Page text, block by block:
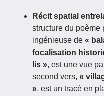
Récit spatial
structure du poème
ingénieuse de «
focalisation
lis », est une vue
second vers, «
», est un tracé en